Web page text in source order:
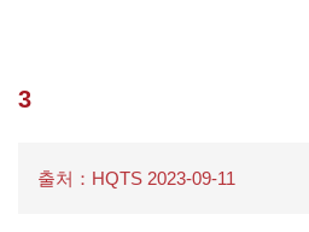
3
출처：HQTS 2023-09-11